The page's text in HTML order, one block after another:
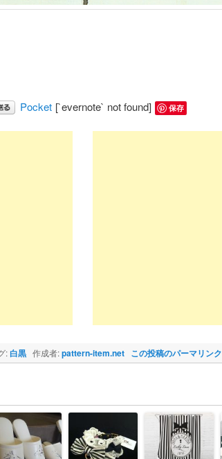
Pocket [`evernote` not found] 保存
: 白黒 作成者:pattern-item.net この投稿のパーマリンク